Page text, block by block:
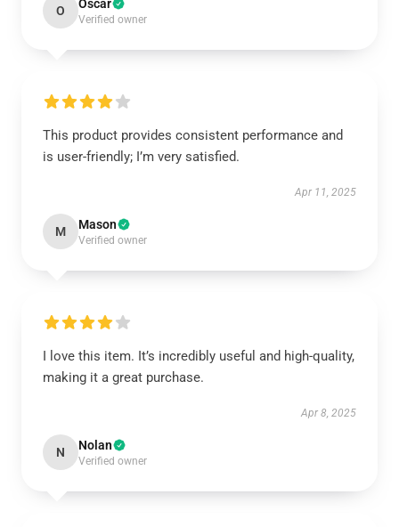
O Oscar
Verified owner
This product provides consistent performance and
is user-friendly; I’m very satisfied.
Apr 11, 2025
M Mason
Verified owner
I love this item. It’s incredibly useful and high-quality,
making it a great purchase.
Apr 8, 2025
N Nolan
Verified owner